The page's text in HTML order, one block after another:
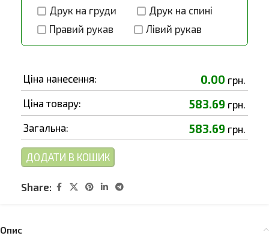
Друк на груди
Друк на спині
Правий рукав
Лівий рукав
Ціна нанесення: 0.00 грн.
Ціна товару:
583.69 грн.
Загальна:
583.69 грн.
ДОДАТИ В КОШИК
Share:
Опис